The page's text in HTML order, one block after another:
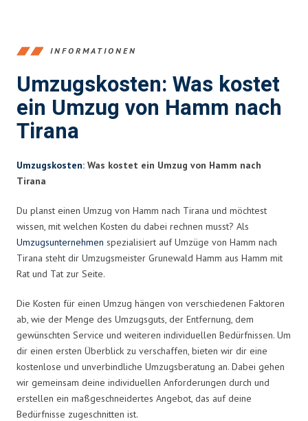
INFORMATIONEN
Umzugskosten: Was kostet
ein Umzug von Hamm nach
Tirana
Umzugskosten: Was kostet ein Umzug von Hamm nach
Tirana
Du planst einen Umzug von Hamm nach Tirana und möchtest
wissen, mit welchen Kosten du dabei rechnen musst? Als
Umzugsunternehmen spezialisiert auf Umzüge von Hamm nach
Tirana steht dir Umzugsmeister Grunewald Hamm aus Hamm mit
Rat und Tat zur Seite.
Die Kosten für einen Umzug hängen von verschiedenen Faktoren
ab, wie der Menge des Umzugsguts, der Entfernung, dem
gewünschten Service und weiteren individuellen Bedürfnissen. Um
dir einen ersten Überblick zu verschaffen, bieten wir dir eine
kostenlose und unverbindliche Umzugsberatung an. Dabei gehen
wir gemeinsam deine individuellen Anforderungen durch und
erstellen ein maßgeschneidertes Angebot, das auf deine
Bedürfnisse zugeschnitten ist.